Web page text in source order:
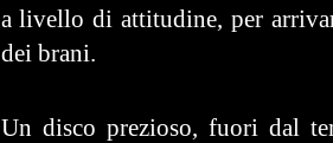
a livello di attitudine, per
dei brani.
Un disco prezioso, fuori dal